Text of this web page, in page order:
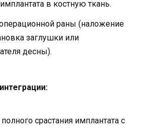
в костную ткань.
раны (наложение
заглушки или
десны).
срастания имплантата с